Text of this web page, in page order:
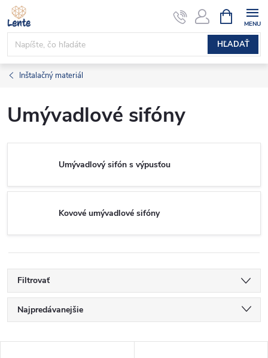
Prejsť
na
obsah
HĽADAŤ
KOŠÍK
Inštalačný materiál
Umývadlové sifóny
Umývadlový sifón s výpusťou
Kovové umývadlové sifóny
Filtrovať
R
a
Najpredávanejšie